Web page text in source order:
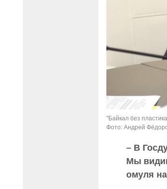
"Байкал без
Фото: Андрей
– В
Мы
омуля